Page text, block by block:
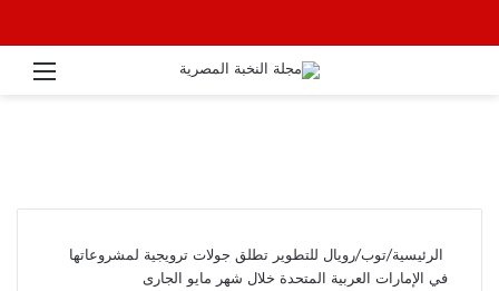
الرئيسية/توب/رويال للتطوير تطلق جولات ترويجية لمشروعاتها
في الإمارات العربية المتحدة خلال شهر مايو الجارى